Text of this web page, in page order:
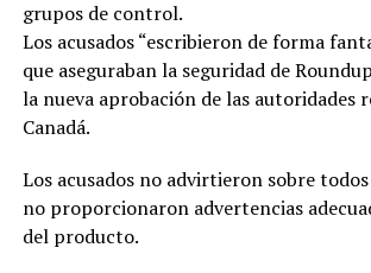
grupos de control.
Los acusados “escribieron de forma
que aseguraban la seguridad de
la nueva aprobación de las autoridades
Canadá.
Los acusados no advirtieron sobre todos
no proporcionaron advertencias
del producto.